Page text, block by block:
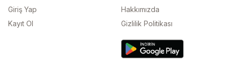
Giriş Yap
Kayıt Ol
Hakkımızda
Gizlilik Politikası